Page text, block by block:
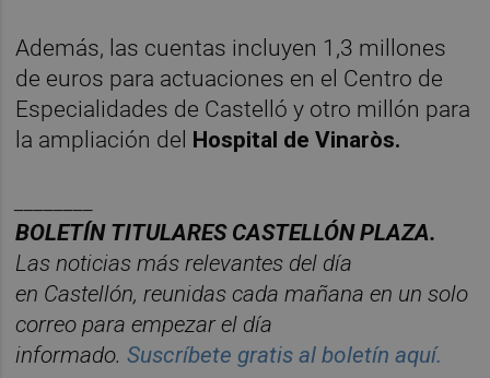
Además, las cuentas incluyen 1,3 millones
de euros para actuaciones en el Centro de
Especialidades de Castelló y otro millón para
la ampliación del Hospital de Vinaròs.
BOLETÍNTITULARES CASTELLÓNPLAZA.
Las noticias más relevantes del día
en Castellón, reunidas cada mañana en un solo
correo para empezar el día
informado. Suscríbete gratis alboletín aquí.